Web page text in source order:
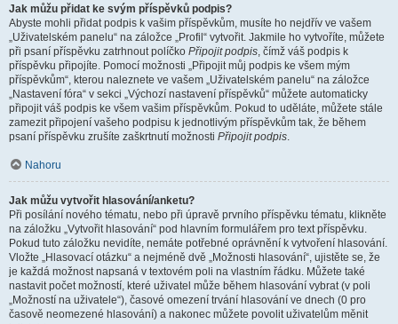
Jak můžu přidat ke svým příspěvků podpis?
Abyste mohli přidat podpis k vašim příspěvkům, musíte ho nejdřív ve vašem
„Uživatelském panelu“ na záložce „Profil“ vytvořit. Jakmile ho vytvoříte, můžete
při psaní příspěvku zatrhnout políčko Připojit podpis, čímž váš podpis k
příspěvku připojíte. Pomocí možnosti „Připojit můj podpis ke všem mým
příspěvkům“, kterou naleznete ve vašem „Uživatelském panelu“ na záložce
„Nastavení fóra“ v sekci „Výchozí nastavení příspěvků“ můžete automaticky
připojit váš podpis ke všem vašim příspěvkům. Pokud to uděláte, můžete stále
zamezit připojení vašeho podpisu k jednotlivým příspěvkům tak, že během
psaní příspěvku zrušíte zaškrtnutí možnosti Připojit podpis.
Nahoru
Jak můžu vytvořit hlasování/anketu?
Při posílání nového tématu, nebo při úpravě prvního příspěvku tématu, klikněte
na záložku „Vytvořit hlasování“ pod hlavním formulářem pro text příspěvku.
Pokud tuto záložku nevidíte, nemáte potřebné oprávnění k vytvoření hlasování.
Vložte „Hlasovací otázku“ a nejméně dvě „Možnosti hlasování“, ujistěte se, že
je každá možnost napsaná v textovém poli na vlastním řádku. Můžete také
nastavit počet možností, které uživatel může během hlasování vybrat (v poli
„Možností na uživatele“), časové omezení trvání hlasování ve dnech (0 pro
časově neomezené hlasování) a nakonec můžete povolit uživatelům měnit